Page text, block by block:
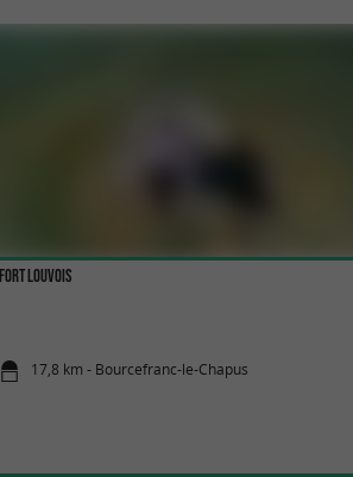
Fort Louvois
17,8 km - Bourcefranc-le-Chapus